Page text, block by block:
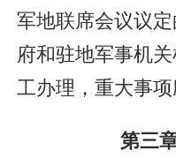
军地联席会议议
府和驻地军事机
工办理，重大事项
第三